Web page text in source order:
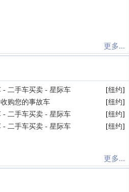
更多...
- 二手车买卖 - 星际车 [纽约]
购您的事故车
[纽约]
- 二手车买卖 - 星际车
[纽约]
- 二手车买卖 - 星际车
[纽约]
更多...